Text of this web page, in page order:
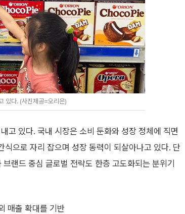
있다. (사진제공=오리온)
고 있다. 국내 시장은 소비 둔화와 성장 정체에 직면
으로 자리 잡으며 성장 동력이 되살아나고 있다. 단
랜드 중심 글로벌 전략도 한층 고도화되는 분위기
매출 확대를 기반